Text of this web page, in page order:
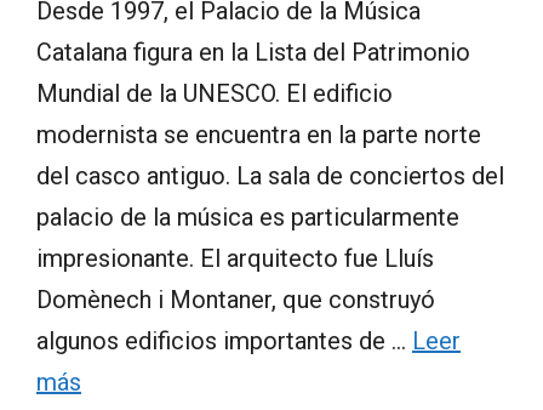
Desde 1997, el Palacio de la Música
Catalana figura en la Lista del Patrimonio
Mundial de la UNESCO. El edificio
modernista se encuentra en la parte norte
del casco antiguo. La sala de conciertos del
palacio de la música es particularmente
impresionante. El arquitecto fue Lluís
Domènech i Montaner, que construyó
algunos edificios importantes de … Leer
más